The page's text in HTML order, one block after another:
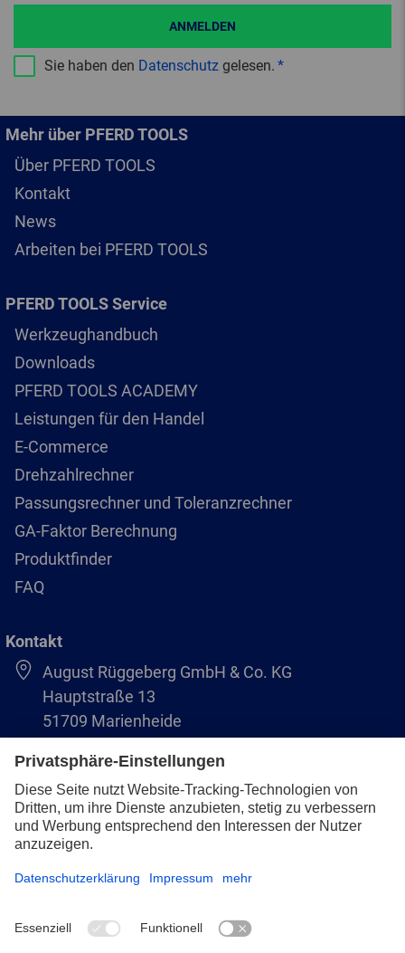
Sie haben den Datenschutz gelesen.
ANMELDEN
Mehr über PFERD TOOLS
Über PFERD TOOLS
Kontakt
News
Arbeiten bei PFERD TOOLS
PFERD TOOLS Service
Werkzeughandbuch
Downloads
PFERD TOOLS ACADEMY
Leistungen für den Handel
E-Commerce
Drehzahlrechner
Passungsrechner und Toleranzrechner
GA-Faktor Berechnung
Produktfinder
FAQ
Kontakt
August Rüggeberg GmbH & Co. KG
Hauptstraße 13
51709 Marienheide
+49 2264 9-0
info@pferd.com
+49 2264 9-400
Datenschutz